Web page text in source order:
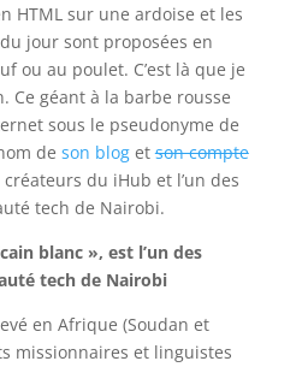
HTML sur une ardoise et les
jour sont proposées en
ou au poulet. C’est là que je
Ce géant à la barbe rousse
sous le pseudonyme de
de son blogetson compte
créateurs du iHub et l’un des
tech de Nairobi.
blanc », est l’un des
tech de Nairobi
en Afrique (Soudan et
missionnaires et linguistes